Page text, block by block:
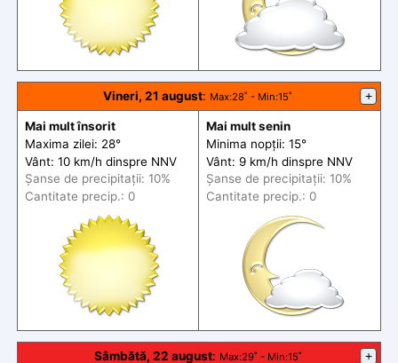
Vineri, 21 august: Max:28˚ - Min:15˚ +
Mai mult însorit
Maxima zilei: 28°
Vânt: 10 km/h dinspre NNV
Șanse de precipitații: 10%
Cantitate precip.: 0
Mai mult senin
Minima nopții: 15°
Vânt: 9 km/h dinspre NNV
Șanse de precipitații: 10%
Cantitate precip.: 0
Sâmbătă, 22 august: Max:29˚ - Min:15˚ +